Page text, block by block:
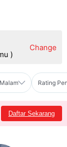
)
Change
Rating
Daftar Sekarang